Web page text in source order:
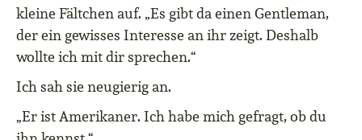
kleine Fältchen auf. „Es gibt da einen Gentleman,
der ein gewisses Interesse an ihr zeigt. Deshalb
wollte ich mit dir sprechen.“
Ich sah sie neugierig an.
„Er ist Amerikaner. Ich habe mich gefragt, ob du